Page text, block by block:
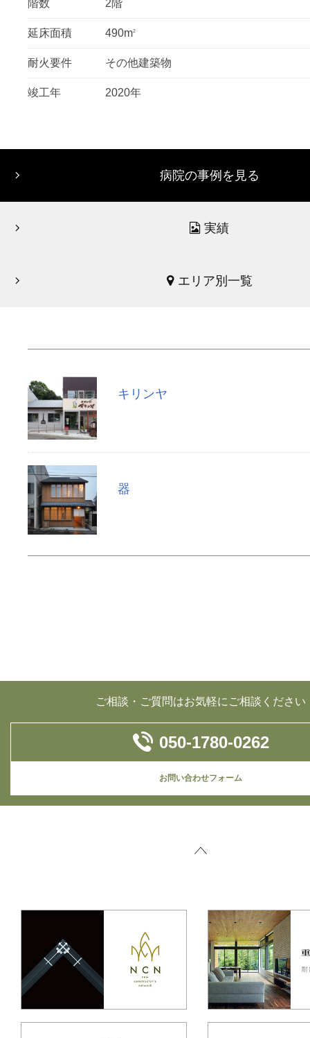
階数 2階
延床面積 490m2
耐火要件 その他建築物
竣工年 2020年
病院の事例を見る
実績
エリア別一覧
キリンヤ
器
ご相談・ご質問はお気軽にご相談ください
050-1780-0262
お問い合わせフォーム